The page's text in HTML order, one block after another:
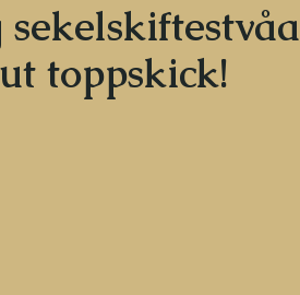
toppskick!